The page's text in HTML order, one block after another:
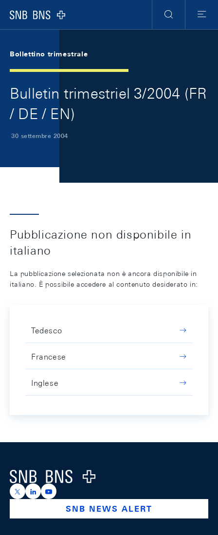
Logo
Ricerca
Menu
Bollettino trimestrale
Bulletin trimestriel 3/2004 (FR
/ DE / EN)
30 settembre 2004
Pubblicazione non disponibile in
italiano
La pubblicazione selezionata non è ancora disponibile in
italiano. È possibile accedere al contenuto desiderato in:
Tedesco
Francese
Inglese
Logo
https://x.com/snb_bns
https://ch.linkedin.com/company/swiss-national-
https://www.youtube.com/@swissnationalbank
SNB NEWS ALERT